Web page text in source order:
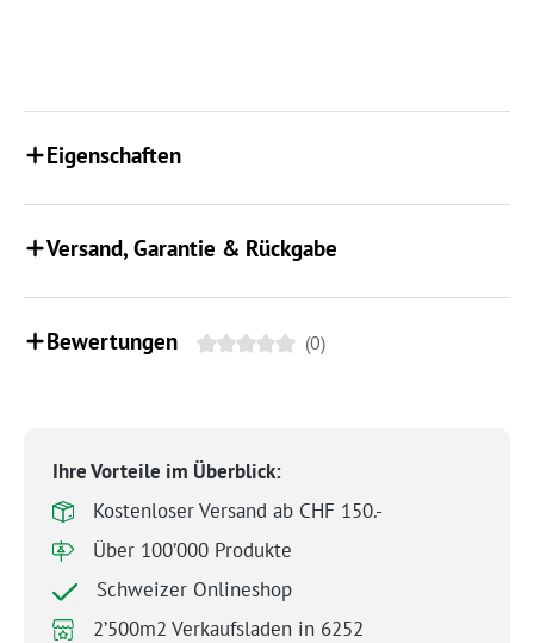
Eigenschaften
Versand, Garantie & Rückgabe
Bewertungen (0)
Ihre Vorteile im Überblick:
Kostenloser Versand ab CHF 150.-
Über 100’000 Produkte
Schweizer Onlineshop
2’500m2 Verkaufsladen in 6252